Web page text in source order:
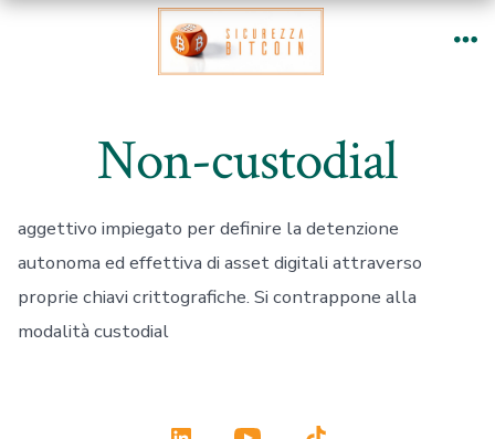
Passa
Non-custodial
aggettivo impiegato per definire la detenzione
autonoma ed effettiva di asset digitali attraverso
proprie chiavi crittografiche. Si contrappone alla
modalità custodial